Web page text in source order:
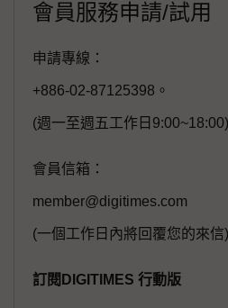
會員服務申請/試用
申請專線：
+886-02-87125398。
(週一至週五工作日9:00~18:00)
會員信箱：
member@digitimes.com
(一個工作日內將回覆您的來信)
訂閱DIGITIMES 行動版